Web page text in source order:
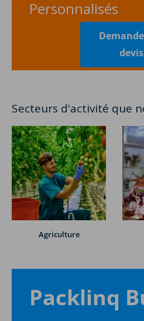
Personnalisés
devis
Secteurs d'activité que
Agriculture
Packlinq